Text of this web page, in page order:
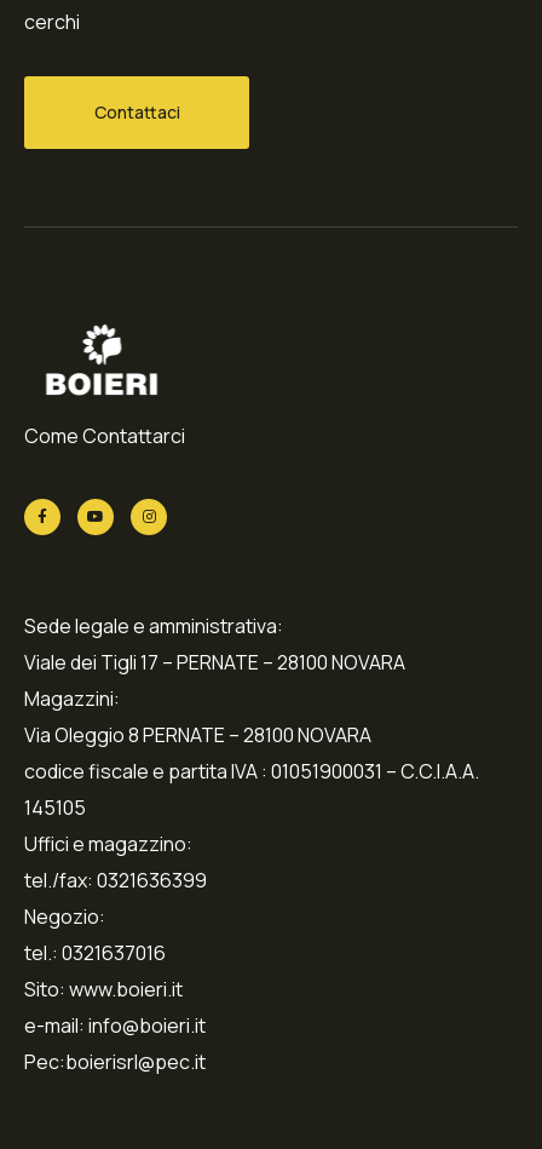
cerchi
Contattaci
Come Contattarci
Sede legale e amministrativa:
Viale dei Tigli 17 – PERNATE – 28100 NOVARA
Magazzini:
Via Oleggio 8 PERNATE – 28100 NOVARA
codice fiscale e partita IVA : 01051900031 – C.C.I.A.A.
145105
Uffici e magazzino:
tel./fax: 0321636399
Negozio:
tel.: 0321637016
Sito: www.boieri.it
e-mail: info@boieri.it
Pec:boierisrl@pec.it